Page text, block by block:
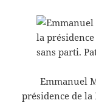
Emmanuel
présidence de